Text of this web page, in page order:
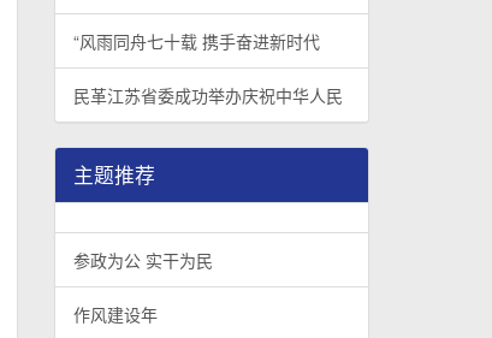
“风雨同舟七十载 携手奋进新时代
民革江苏省委成功举办庆祝中华人民
主题推荐
参政为公 实干为民
作风建设年